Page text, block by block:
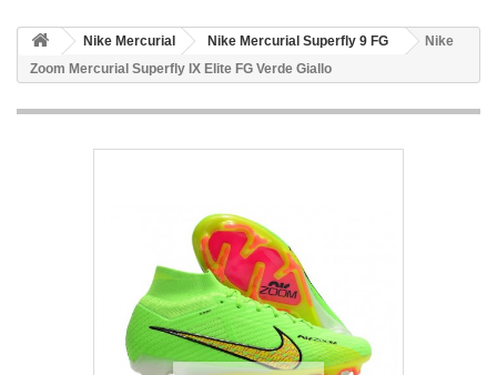
Nike Mercurial Nike Mercurial Superfly 9 FG
Nike
Zoom Mercurial Superfly IX Elite FG Verde Giallo